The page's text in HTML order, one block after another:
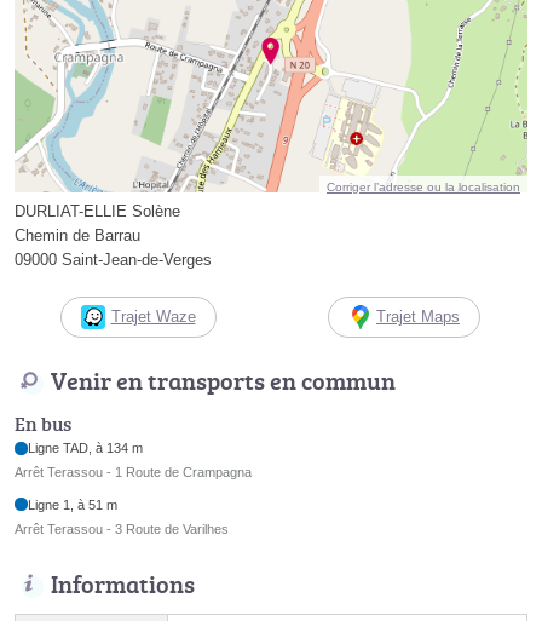
Corriger l’adresse ou la localisation
DURLIAT-ELLIE Solène
Chemin de Barrau
09000 Saint-Jean-de-Verges
Trajet Waze Trajet Maps
Venir en transports en commun
En bus
Ligne TAD, à 134 m
Arrêt Terassou - 1 Route de Crampagna
Ligne 1, à 51 m
Arrêt Terassou - 3 Route de Varilhes
Informations